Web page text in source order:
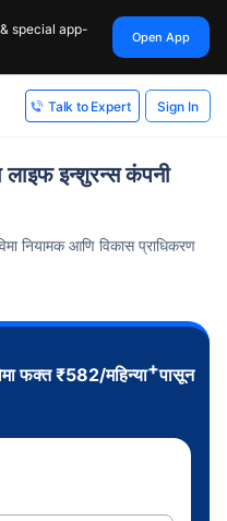
special app-
Open App
Talk to Expert Sign In
लाइफ इन्शुरन्स कंपनी
नियामक आणि विकास प्राधिकरण
फक्त₹582/महिन्या+पासून